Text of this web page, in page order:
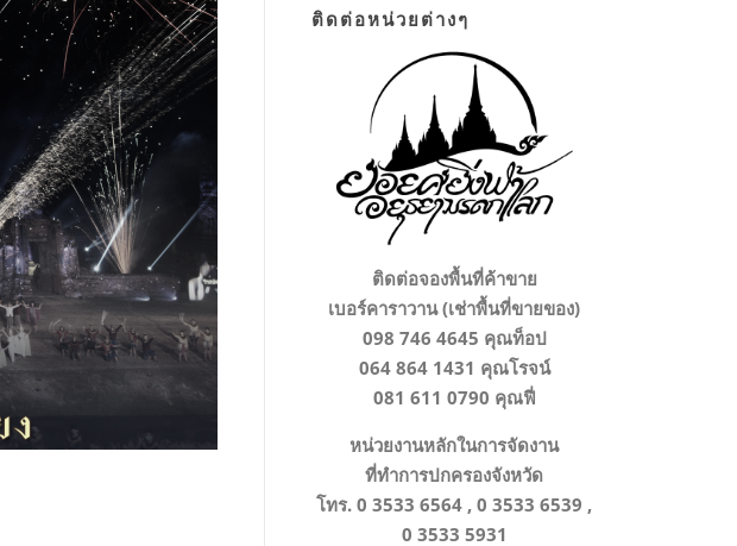
ติดต่อหน่วยต่างๆ
ติดต่อจองพื้นที่ค้าขาย
เบอร์คาราวาน (เช่าพื้นที่ขายของ)
098 746 4645 คุณท็อป
064 864 1431 คุณโรจน์
081 611 0790 คุณฟี่
หน่วยงานหลักในการจัดงาน
ที่ทำการปกครองจังหวัด
โทร. 0 3533 6564 , 0 3533 6539 ,
0 3533 5931